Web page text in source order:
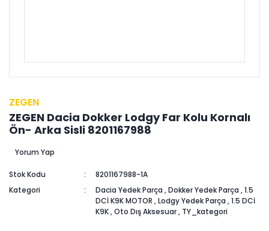
ZEGEN
ZEGEN Dacia Dokker Lodgy Far Kolu Kornalı
Ön- Arka Sisli 8201167988
Yorum Yap
Stok Kodu
8201167988-1A
Kategori
Dacia Yedek Parça ,Dokker Yedek Parça ,1.5
DCİ K9K MOTOR ,Lodgy Yedek Parça ,1.5 DCİ
K9K,Oto Dış Aksesuar, TY_kategori